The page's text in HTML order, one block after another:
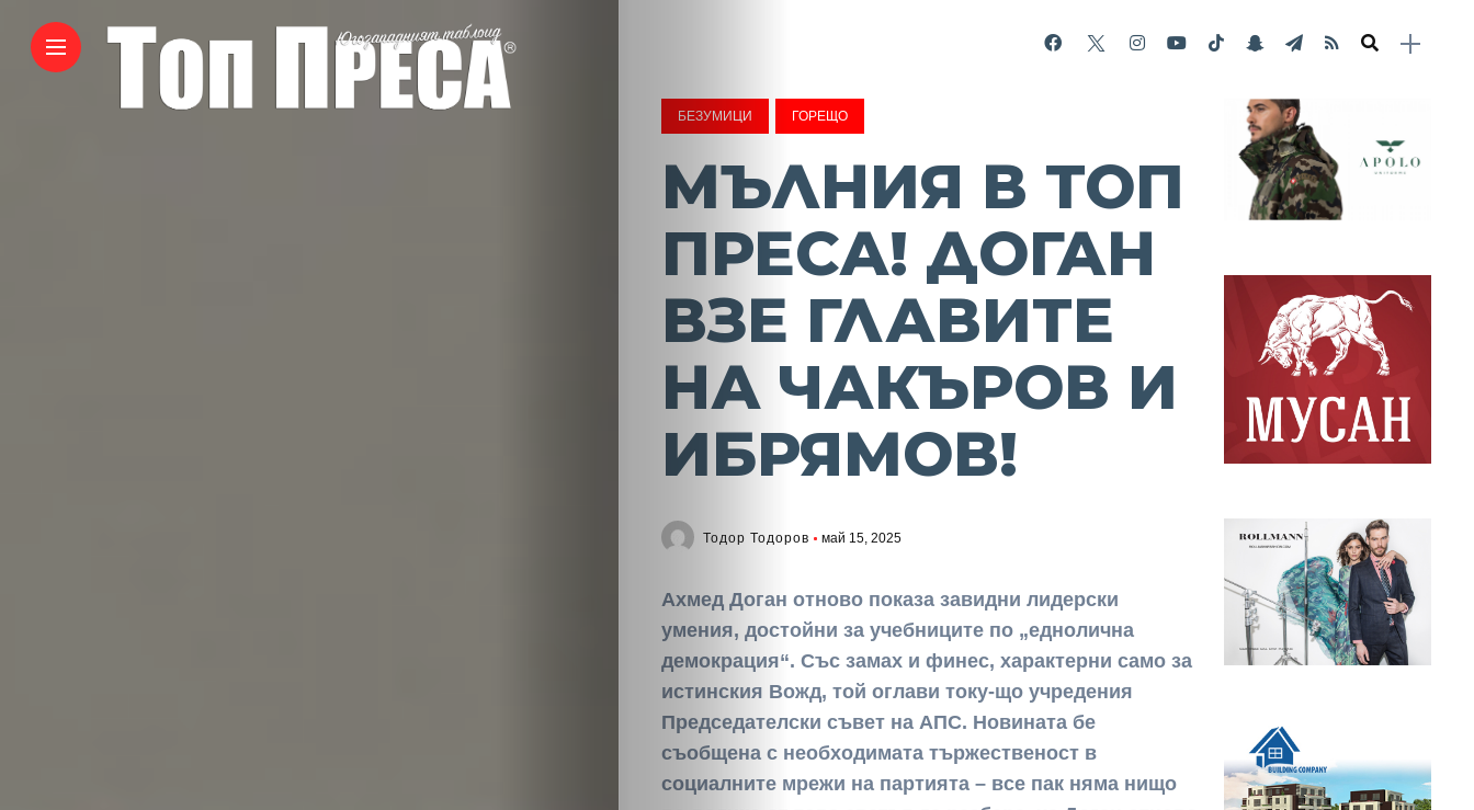
БЕЗУМИЦИ ГОРЕЩО
МЪЛНИЯ В ТОП
ПРЕСА! ДОГАН
ВЗЕ ГЛАВИТЕ
НА ЧАКЪРОВ И
ИБРЯМОВ!
Тодор Тодоров май 15, 2025
Ахмед Доган отново показа завидни лидерски
умения, достойни за учебниците по „еднолична
демокрация“. Със замах и финес, характерни само за
истинския Вожд, той оглави току-що учредения
Председателски съвет на АПС. Новината бе
съобщена с необходимата тържественост в
социалните мрежи на партията – все пак няма нищо